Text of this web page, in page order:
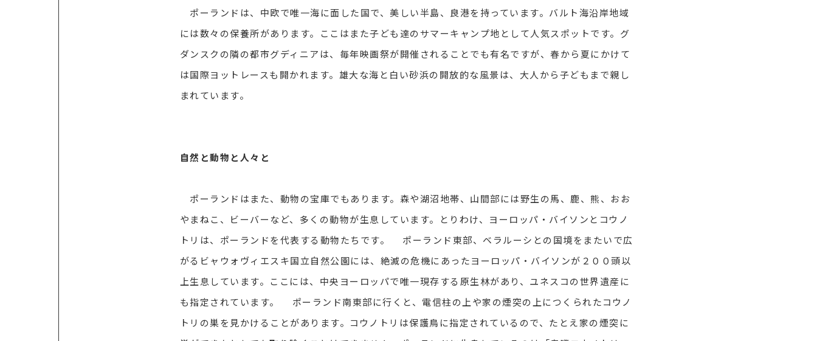
ポーランドは、中欧で唯一海に面した国で、美しい半島、良港を持っています。バルト海沿岸地域
には数々の保養所があります。ここはまた子ども達のサマーキャンプ地として人気スポットです。グ
ダンスクの隣の都市グディニアは、毎年映画祭が開催されることでも有名ですが、春から夏にかけて
は国際ヨットレースも開かれます。雄大な海と白い砂浜の開放的な風景は、大人から子どもまで親し
まれています。
自然と動物と人々と
ポーランドはまた、動物の宝庫でもあります。森や湖沼地帯、山間部には野生の馬、鹿、熊、おお
やまねこ、ビーバーなど、多くの動物が生息しています。とりわけ、ヨーロッパ・バイソンとコウノ
トリは、ポーランドを代表する動物たちです。 ポーランド東部、ベラルーシとの国境をまたいで広
がるビャウォヴィエスキ国立自然公園には、絶滅の危機にあったヨーロッパ・バイソンが２００頭以
上生息しています。ここには、中央ヨーロッパで唯一現存する原生林があり、ユネスコの世界遺産に
も指定されています。 ポーランド南東部に行くと、電信柱の上や家の煙突の上につくられたコウノ
トリの巣を見かけることがあります。コウノトリは保護鳥に指定されているので、たとえ家の煙突に